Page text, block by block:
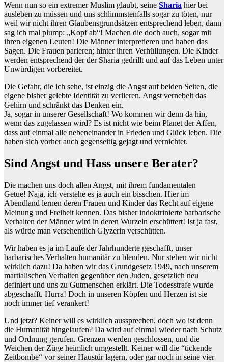
Wenn nun so ein extremer Muslim glaubt, seine Sharia hier bei
ausleben zu müssen und uns schlimmstenfalls sogar zu töten, nur
weil wir nicht ihren Glaubensgrundsätzen entsprechend leben, dann
sag ich mal plump: „Kopf ab“! Machen die doch auch, sogar mit
ihren eigenen Leuten! Die Männer interpretieren und haben das
Sagen. Die Frauen parieren; hinter ihren Verhüllungen. Die Kinder
werden entsprechend der der Sharia gedrillt und auf das Leben unter
Unwürdigen vorbereitet.
Die Gefahr, die ich sehe, ist einzig die Angst auf beiden Seiten, die
eigene bisher gelebte Identität zu verlieren. Angst vernebelt das
Gehirn und schränkt das Denken ein.
Ja, sogar in unserer Gesellschaft! Wo kommen wir denn da hin,
wenn das zugelassen wird? Es ist nicht wie beim Planet der Affen,
dass auf einmal alle nebeneinander in Frieden und Glück leben. Die
haben sich vorher auch gegenseitig gejagt und vernichtet.
Sind Angst und Hass unsere Berater?
Die machen uns doch allen Angst, mit ihrem fundamentalen
Getue! Naja, ich verstehe es ja auch ein bisschen. Hier im
Abendland lernen deren Frauen und Kinder das Recht auf eigene
Meinung und Freiheit kennen. Das bisher indoktrinierte barbarische
Verhalten der Männer wird in deren Wurzeln erschüttert! Ist ja fast,
als würde man versehentlich Glyzerin verschütten.
Wir haben es ja im Laufe der Jahrhunderte geschafft, unser
barbarisches Verhalten humanitär zu blenden. Nur stehen wir nicht
wirklich dazu! Da haben wir das Grundgesetz 1949, nach unserem
martialischen Verhalten gegenüber den Juden, gesetzlich neu
definiert und uns zu Gutmenschen erklärt. Die Todesstrafe wurde
abgeschafft. Hurra! Doch in unseren Köpfen und Herzen ist sie
noch immer tief verankert!
Und jetzt? Keiner will es wirklich aussprechen, doch wo ist denn
die Humanität hingelaufen? Da wird auf einmal wieder nach Schutz
und Ordnung gerufen. Grenzen werden geschlossen, und die
Weichen der Züge heimlich umgestellt. Keiner will die “tickende
Zeitbombe“ vor seiner Haustür lagern, oder gar noch in seine vier